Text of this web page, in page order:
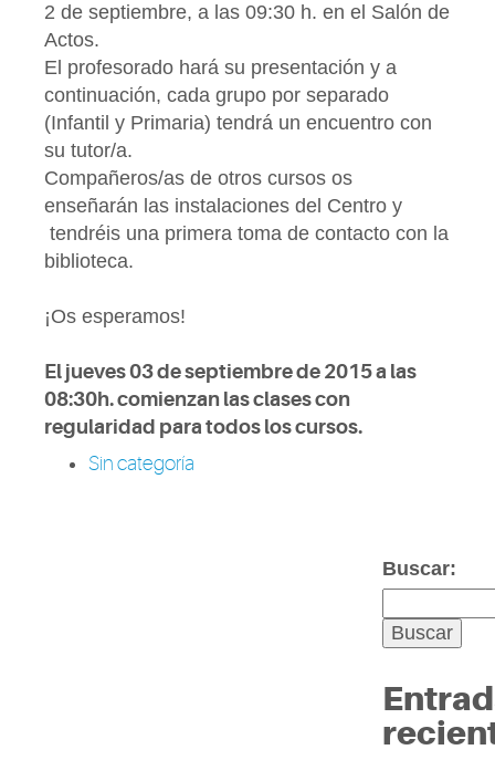
2 de septiembre, a las 09:30 h. en el Salón de
Actos.
El profesorado hará su presentación y a
continuación, cada grupo por separado
(Infantil y Primaria) tendrá un encuentro con
su tutor/a.
Compañeros/as de otros cursos os
enseñarán las instalaciones del Centro y
tendréis una primera toma de contacto con la
biblioteca.
¡Os esperamos!
El jueves 03 de septiembre de 2015 a las
08:30h. comienzan las clases con
regularidad para todos los cursos.
Sin categoría
Buscar: